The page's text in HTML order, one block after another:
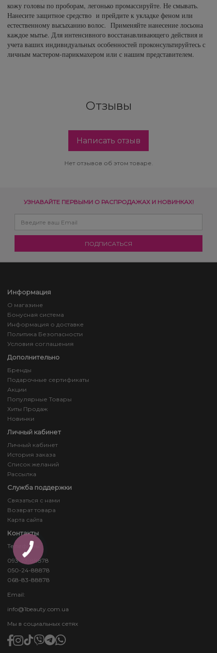
кожу головы по проборам, легонько промассируйте. Не смывать.
Нанесите защитное средство и прейдите к укладке феном или
естественному высыханию волос. Применяйте нанесение лосьона
каждое мытье. Для интенсивного восстанавливающего действия и
учета ваших индивидуальных особенностей проконсультируйтесь с
личным мастером-парикмахером или с нашим представителем.
Отзывы
Написать отзыв
Нет отзывов об этом товаре.
УЗНАВАЙТЕ ПЕРВЫМИ О РАСПРОДАЖАХ И НОВИНКАХ!
Информация
О магазине
Бонусная система
Информация о доставке
Политика Безопасности
Условия соглашения
Дополнительно
Бренды
Подарочные сертификаты
Акции
Популярные Товары
Хиты Продаж
Новинки
Личный кабинет
Личный кабинет
История заказа
Список желаний
Рассылка
Служба поддержки
Связаться с нами
Возврат товара
Карта сайта
Контакты
Телефоны:
093-23-88878
050-24-88878
068-83-88878
Email:
info@1beauty.com.ua
Мы в социальных сетях